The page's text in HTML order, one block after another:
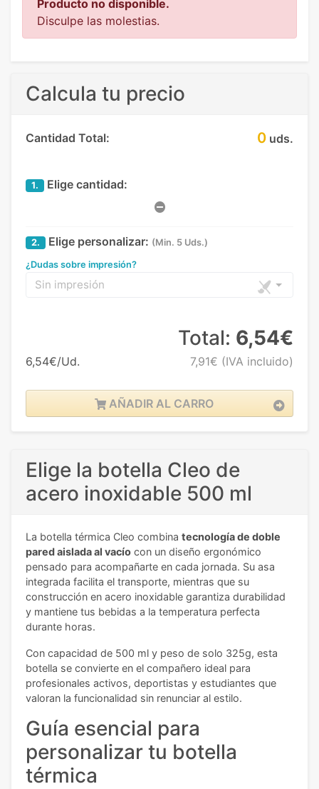
Producto no disponible.
Disculpe las molestias.
Calcula tu precio
Cantidad Total: 0 uds.
1. Elige cantidad:
2. Elige personalizar: (Min. 5 Uds.)
¿Dudas sobre impresión?
Sin impresión
6,54€/Ud.
Total: 6,54€
7,91€ (IVA incluido)
AÑADIR AL CARRO
Elige la botella Cleo de
acero inoxidable 500 ml
La botella térmica Cleo combina tecnología de doble
pared aislada al vacío con un diseño ergonómico
pensado para acompañarte en cada jornada. Su asa
integrada facilita el transporte, mientras que su
construcción en acero inoxidable garantiza durabilidad
y mantiene tus bebidas a la temperatura perfecta
durante horas.
Con capacidad de 500 ml y peso de solo 325g, esta
botella se convierte en el compañero ideal para
profesionales activos, deportistas y estudiantes que
valoran la funcionalidad sin renunciar al estilo.
Guía esencial para
personalizar tu botella
térmica